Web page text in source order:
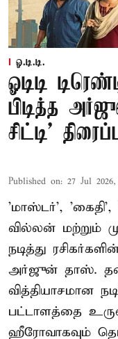
ஓ.டி.டி.
ஓடிடி
பிடித்த
சிட்டி'
Published on: 27 Jul
'மாஸ்டர்',
வில்லன் மற்றும்
நடித்து
அர்ஜுன் தாஸ்.
வித்தியாசமான
பட்டாளத்தை
ஹீரோவாகவும்